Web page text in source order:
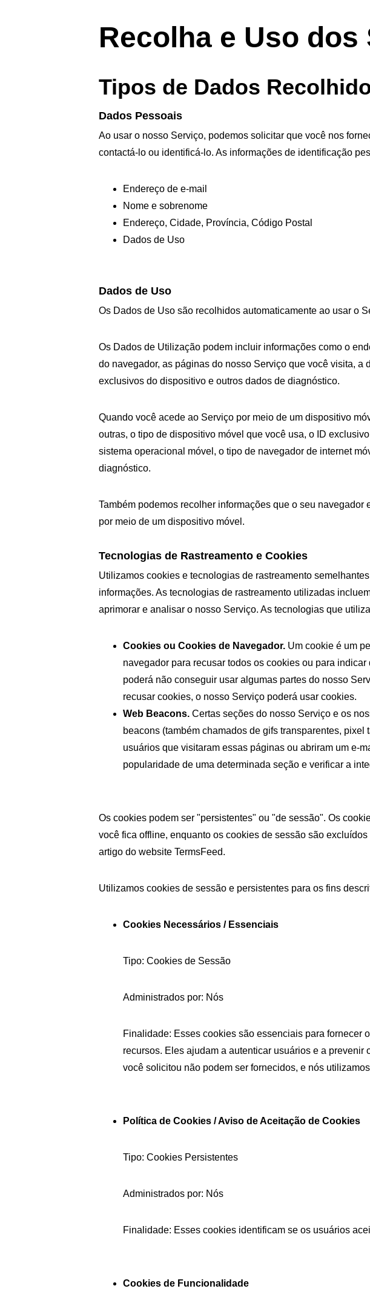
Recolha e Uso
Tipos de Dados
Dados Pessoais
Ao usar o nosso Serviço, podemos solicitar que você nos
contactá-lo ou identificá-lo. As informações de identificação
Endereço de e-mail
Nome e sobrenome
Endereço, Cidade, Província, Código Postal
Dados de Uso
Dados de Uso
Os Dados de Uso são recolhidos automaticamente ao usar o
Os Dados de Utilização podem incluir informações como o
do navegador, as páginas do nosso Serviço que você visita,
exclusivos do dispositivo e outros dados de diagnóstico.
Quando você acede ao Serviço por meio de um dispositivo
outras, o tipo de dispositivo móvel que você usa, o ID
sistema operacional móvel, o tipo de navegador de internet
diagnóstico.
Também podemos recolher informações que o seu
por meio de um dispositivo móvel.
Tecnologias de Rastreamento e Cookies
Utilizamos cookies e tecnologias de rastreamento
informações. As tecnologias de rastreamento utilizadas
aprimorar e analisar o nosso Serviço. As tecnologias que
Cookies ou Cookies de Navegador. Um cookie é um
navegador para recusar todos os cookies ou para
poderá não conseguir usar algumas partes do nosso
recusar cookies, o nosso Serviço poderá usar cookies.
Web Beacons. Certas seções do nosso Serviço e os
beacons (também chamados de gifs transparentes,
usuários que visitaram essas páginas ou abriram um e-
popularidade de uma determinada seção e verificar a
Os cookies podem ser "persistentes" ou "de sessão". Os
você fica offline, enquanto os cookies de sessão são
artigo do website TermsFeed.
Utilizamos cookies de sessão e persistentes para os fins
Cookies Necessários / Essenciais
Tipo: Cookies de Sessão
Administrados por: Nós
Finalidade: Esses cookies são essenciais para fornecer
recursos. Eles ajudam a autenticar usuários e a
você solicitou não podem ser fornecidos, e nós
Política de Cookies / Aviso de Aceitação de Cookies
Tipo: Cookies Persistentes
Administrados por: Nós
Finalidade: Esses cookies identificam se os usuários
Cookies de Funcionalidade